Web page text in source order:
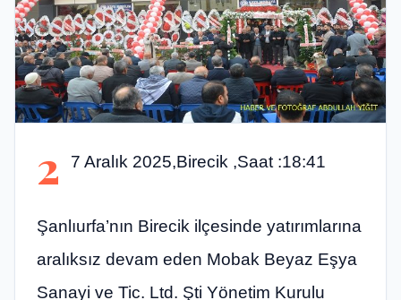
2 7 Aralık 2025,Birecik ,Saat :18:41
Şanlıurfa’nın Birecik ilçesinde yatırımlarına
aralıksız devam eden Mobak Beyaz Eşya
Sanayi ve Tic. Ltd. Şti Yönetim Kurulu